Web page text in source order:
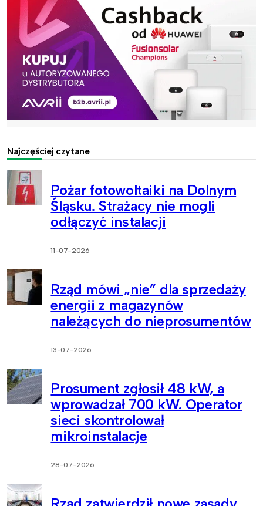
Najczęściej czytane
Pożar fotowoltaiki na Dolnym
Śląsku. Strażacy nie mogli
odłączyć instalacji
11-07-2026
Rząd mówi „nie” dla sprzedaży
energii z magazynów
należących do nieprosumentów
13-07-2026
Prosument zgłosił 48 kW, a
wprowadzał 700 kW. Operator
sieci skontrolował
mikroinstalacje
28-07-2026